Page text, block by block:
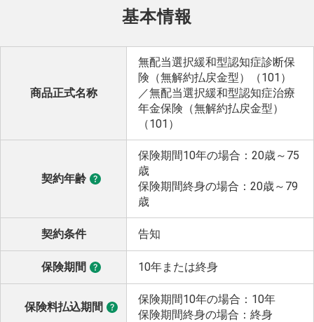
基本情報
商品正式名称
無配当選択緩和型認知症診断保
険（無解約払戻金型）（101）
／無配当選択緩和型認知症治療
年金保険（無解約払戻金型）
（101）
契約年齢
保険期間10年の場合：20歳～75
歳
保険期間終身の場合：20歳～79
歳
契約条件 告知
保険期間 10年または終身
保険料払込期間
保険期間10年の場合：10年
保険期間終身の場合：終身